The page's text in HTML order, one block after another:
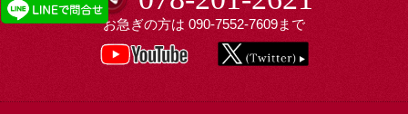
お急ぎの方は 090-7552-7609まで